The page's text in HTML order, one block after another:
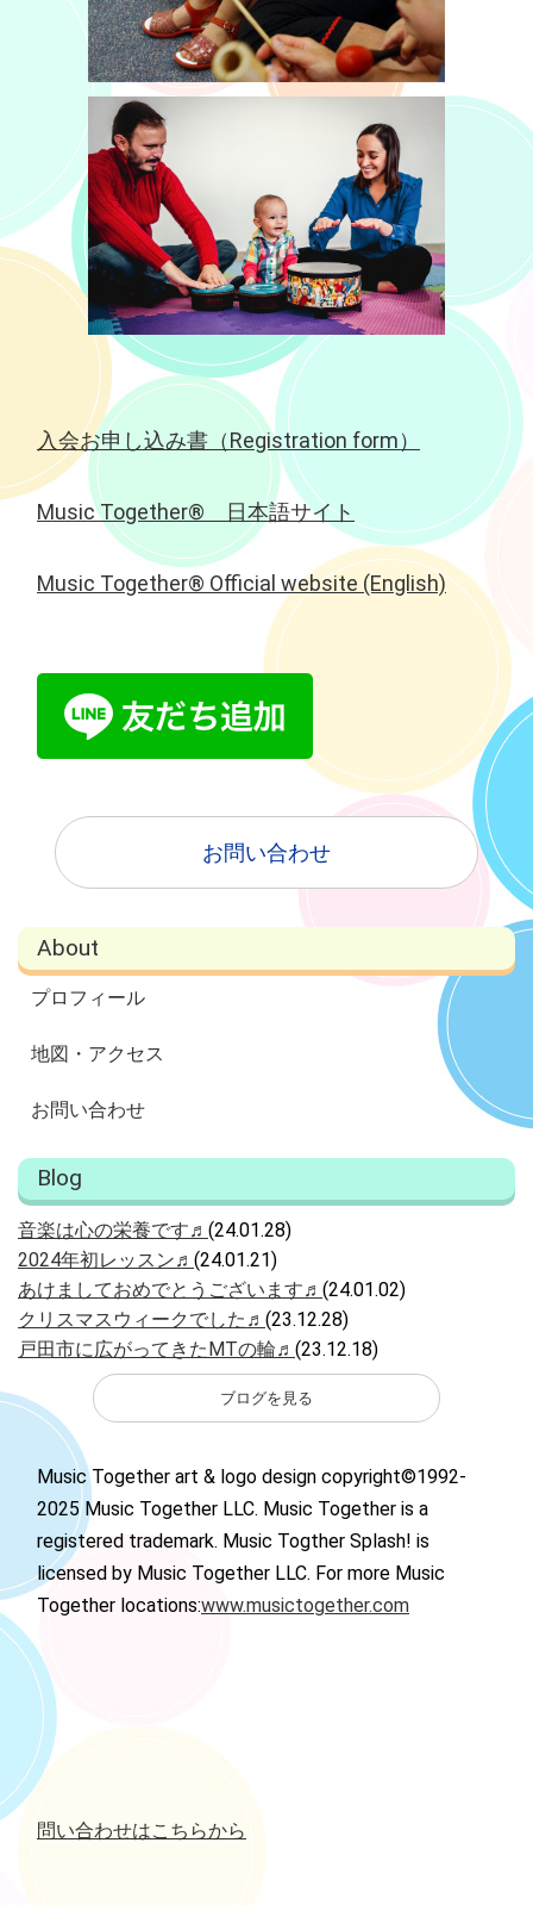
入会お申し込み書（Registration form）
Music Together® 日本語サイト
Music Together® Official website (English)
お問い合わせ
About
プロフィール
地図・アクセス
お問い合わせ
Blog
音楽は心の栄養です♬ (24.01.28)
2024年初レッスン♬ (24.01.21)
あけましておめでとうございます♬ (24.01.02)
クリスマスウィークでした♬ (23.12.28)
戸田市に広がってきたMTの輪♬ (23.12.18)
ブログを見る
Music Together art & logo design copyright©1992-
2025 Music Together LLC. Music Together is a
registered trademark. Music Togther Splash! is
licensed by Music Together LLC. For more Music
Together locations:www.musictogether.com
問い合わせはこちらから